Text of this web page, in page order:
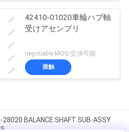
42410-01020車輪ハブ軸
受けアセンブリ
negotiable MOQ:交渉可能
接触
BALANCE SHAFT SUB-ASSY